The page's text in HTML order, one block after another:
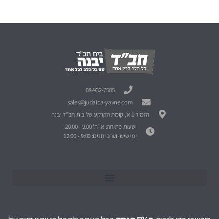
08-932-7585
sales@judaica-yavne.com
הזמיר 1 א', קומת הקרקע של בית חב"ד יבנה
שעות פתיחה: א'-ה' 9:00 - 20:00
ימי שישי וערבי חגים: 9:00 - 12:00